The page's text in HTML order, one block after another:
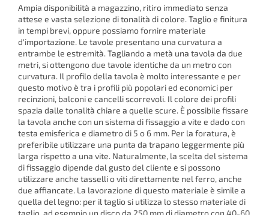
Ampia disponibilità a magazzino, ritiro immediato senza
attese e vasta selezione di tonalità di colore. Taglio e finitura
in tempi brevi, oppure possiamo fornire materiale
d'importazione. Le tavole presentano una curvatura a
entrambe le estremità. Tagliando a metà una tavola da due
metri, si ottengono due tavole identiche da un metro con
curvatura. Il profilo della tavola è molto interessante e per
questo motivo è tra i profili più popolari ed economici per
recinzioni, balconi e cancelli scorrevoli. Il colore dei profili
spazia dalle tonalità chiare a quelle scure. È possibile fissare
la tavola anche con un sistema di fissaggio a vite e dado con
testa emisferica e diametro di 5 o 6 mm. Per la foratura, è
preferibile utilizzare una punta da trapano leggermente più
larga rispetto a una vite. Naturalmente, la scelta del sistema
di fissaggio dipende dal gusto del cliente e si possono
utilizzare anche tasselli o viti direttamente nel ferro, anche
due affiancate. La lavorazione di questo materiale è simile a
quella del legno: per il taglio si utilizza lo stesso materiale di